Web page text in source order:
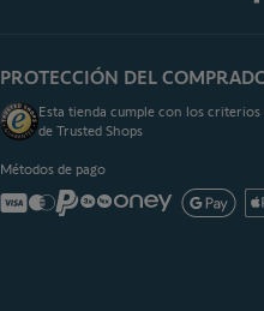
PROTECCIÓN DEL
Esta tienda cumple con los criterios
de Trusted Shops
Métodos de pago